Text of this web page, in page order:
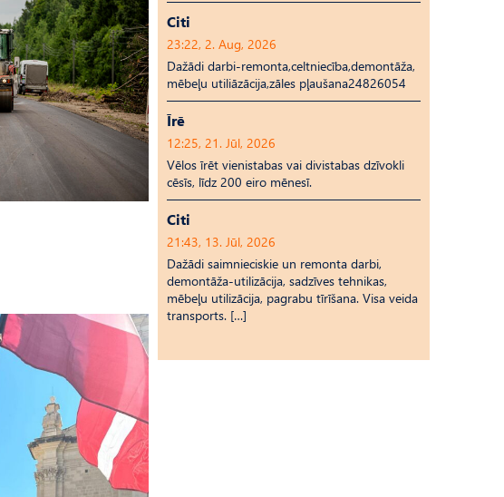
Citi
23:22, 2. Aug, 2026
Dažādi darbi-remonta,celtniecība,demontāža,
mēbeļu utiliāzācija,zāles pļaušana24826054
Īrē
12:25, 21. Jūl, 2026
Vēlos īrēt vienistabas vai divistabas dzīvokli
cēsīs, līdz 200 eiro mēnesī.
Citi
21:43, 13. Jūl, 2026
Dažādi saimnieciskie un remonta darbi,
demontāža-utilizācija, sadzīves tehnikas,
mēbeļu utilizācija, pagrabu tīrīšana. Visa veida
transports. […]